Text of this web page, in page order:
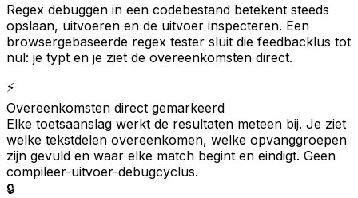
Regex debuggen in een codebestand betekent steeds
opslaan, uitvoeren en de uitvoer inspecteren. Een
browsergebaseerde regex tester sluit die feedbacklus tot
nul: je typt en je ziet de overeenkomsten direct.
⚡
Overeenkomsten direct gemarkeerd
Elke toetsaanslag werkt de resultaten meteen bij. Je ziet
welke tekstdelen overeenkomen, welke opvanggroepen
zijn gevuld en waar elke match begint en eindigt. Geen
compileer-uitvoer-debugcyclus.
🔒